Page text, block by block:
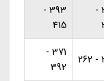
263 -
393 -
415
371 -
392